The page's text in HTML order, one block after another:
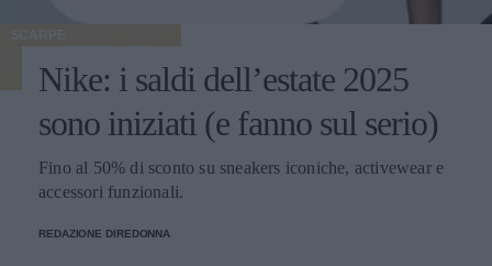
SCARPE
Nike: i saldi dell’estate 2025
sono iniziati (e fanno sul serio)
Fino al 50% di sconto su sneakers iconiche, activewear e
accessori funzionali.
REDAZIONE DIREDONNA